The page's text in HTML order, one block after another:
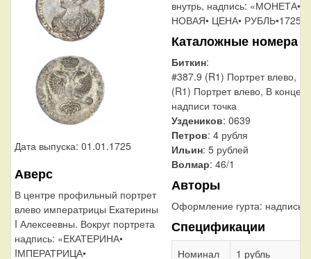
Дата выпуска: 01.01.1725
Аверс
В центре профильный портрет
влево императрицы Екатерины
I Алексеевны. Вокруг портрета
надпись: «ЕКАТЕРИНА•
IМПЕРАТРИЦА•
внутрь, надпись: «МОНЕТА•
НОВАЯ• ЦЕНА• РУБЛЬ•1725».
Каталожные номера
Биткин:
#387.9 (R1) Портрет влево, 12
(R1) Портрет влево, В конце
надписи точка
Уздеников: 0639
Петров: 4 рубля
Ильин: 5 рублей
Волмар: 46/1
Авторы
Оформление гурта: надпись
Спецификации
Номинал
1 рубль